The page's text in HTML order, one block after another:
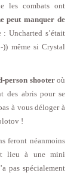
les combats ont
peut manquer de
Uncharted s’était
même si Crystal
person shooteroù
des abris pour se
à vous déloger à
!
feront néanmoins
lieu à une mini
pas spécialement